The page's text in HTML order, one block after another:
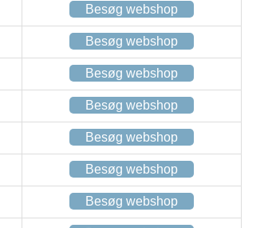
Besøg webshop
Besøg webshop
Besøg webshop
Besøg webshop
Besøg webshop
Besøg webshop
Besøg webshop